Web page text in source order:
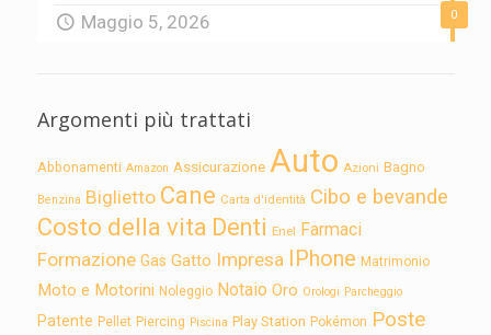
0
Maggio 5, 2026
Argomenti più trattati
Abbonamenti Amazon Assicurazione Auto Azioni Bagno
Benzina Biglietto Cane Carta d'identità Cibo e bevande
Costo della vita Denti Enel Farmaci
Formazione Gas Gatto Impresa IPhone Matrimonio
Moto e Motorini Noleggio Notaio Oro Orologi Parcheggio
Patente Pellet Piercing Piscina Play Station Pokémon Poste